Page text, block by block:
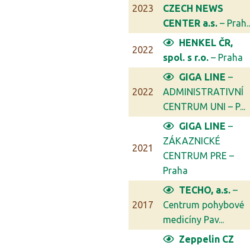
2023
CZECH NEWS
CENTER a.s. –
2022
HENKEL ČR,
spol. s r.o. – Praha
2022
GIGA LINE –
ADMINISTRATIVNÍ
CENTRUM UNI – P...
2021
GIGA LINE –
ZÁKAZNICKÉ
CENTRUM PRE –
Praha
2017
TECHO, a.s. –
Centrum pohybové
medicíny Pav...
Zeppelin CZ